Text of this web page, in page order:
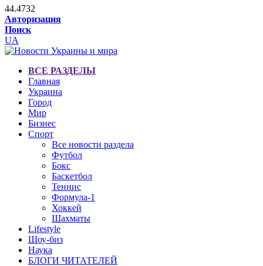
44.4732
Авторизация
Поиск
UA
ВСЕ РАЗДЕЛЫ
Главная
Украина
Город
Мир
Бизнес
Спорт
Все новости раздела
Футбол
Бокс
Баскетбол
Теннис
Формула-1
Хоккей
Шахматы
Lifestyle
Шоу-биз
Наука
БЛОГИ ЧИТАТЕЛЕЙ